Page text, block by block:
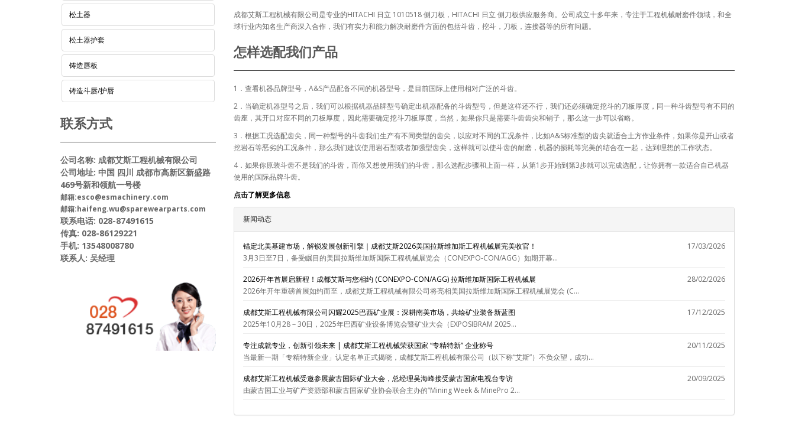
松土器
松土器护套
铸造唇板
铸造斗唇/护唇
联系方式
公司名称: 成都艾斯工程机械有限公司
公司地址: 中国 四川 成都市高新区新盛路
469号新和领航一号楼
邮箱:esco@esmachinery.com
邮箱:haifeng.wu@sparewearparts.com
联系电话: 028-87491615
传真: 028-86129221
手机: 13548008780
联系人: 吴经理
成都艾斯工程机械有限公司是专业的HITACHI 日立 1010518 侧刀板，HITACHI 日立 侧刀板供应服务商。公司成立十多年来，专注于工程机械耐磨件领域，和全
球行业内知名生产商深入合作，我们有实力和能力解决耐磨件方面的包括斗齿，挖斗，刀板，连接器等的所有问题。
怎样选配我们产品
1．查看机器品牌型号，A&S产品配备不同的机器型号，是目前国际上使用相对广泛的斗齿。
2．当确定机器型号之后，我们可以根据机器品牌型号确定出机器配备的斗齿型号，但是这样还不行，我们还必须确定挖斗的刀板厚度，同一种斗齿型号有不同的
齿座，其开口对应不同的刀板厚度，因此需要确定挖斗刀板厚度，当然，如果你只是需要斗齿齿尖和销子，那么这一步可以省略。
3．根据工况选配齿尖，同一种型号的斗齿我们生产有不同类型的齿尖，以应对不同的工况条件，比如A&S标准型的齿尖就适合土方作业条件，如果你是开山或者
挖岩石等恶劣的工况条件，那么我们建议使用岩石型或者加强型齿尖，这样就可以使斗齿的耐磨，机器的损耗等完美的结合在一起，达到理想的工作状态。
4．如果你原装斗齿不是我们的斗齿，而你又想使用我们的斗齿，那么选配步骤和上面一样，从第1步开始到第3步就可以完成选配，让你拥有一款适合自己机器
使用的国际品牌斗齿。
点击了解更多信息
新闻动态
锚定北美基建市场，解锁发展创新引擎｜成都艾斯2026美国拉斯维加斯工程机械展完美收官！
17/03/2026
3月3日至7日，备受瞩目的美国拉斯维加斯国际工程机械展览会（CONEXPO-CON/AGG）如期开幕...
2026开年首展启新程！成都艾斯与您相约 (CONEXPO-CON/AGG) 拉斯维加斯国际工程机械展
28/02/2026
2026年开年重磅首展如约而至，成都艾斯工程机械有限公司将亮相美国拉斯维加斯国际工程机械展览会 (C...
成都艾斯工程机械有限公司闪耀2025巴西矿业展：深耕南美市场，共绘矿业装备新蓝图
17/12/2025
2025年10月28－30日，2025年巴西矿业设备博览会暨矿业大会（EXPOSIBRAM 2025...
专注成就专业，创新引领未来 | 成都艾斯工程机械荣获国家 “专精特新” 企业称号
20/11/2025
当最新一期「专精特新企业」认定名单正式揭晓，成都艾斯工程机械有限公司（以下称“艾斯”）不负众望，成功...
成都艾斯工程机械受邀参展蒙古国际矿业大会，总经理吴海峰接受蒙古国家电视台专访
20/09/2025
由蒙古国工业与矿产资源部和蒙古国家矿业协会联合主办的“Mining Week & MinePro 2...